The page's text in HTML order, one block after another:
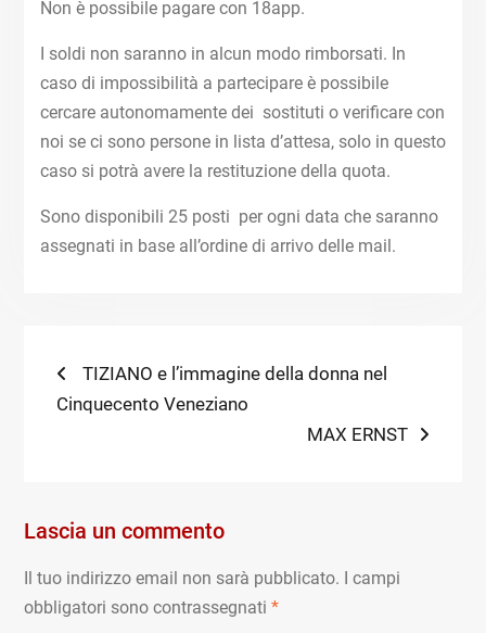
Non è possibile pagare con 18app.
I soldi non saranno in alcun modo rimborsati. In
caso di impossibilità a partecipare è possibile
cercare autonomamente dei sostituti o verificare con
noi se ci sono persone in lista d’attesa, solo in questo
caso si potrà avere la restituzione della quota.
Sono disponibili 25 posti per ogni data che saranno
assegnati in base all’ordine di arrivo delle mail.
Navigazione
articoli
Previous
post:
TIZIANO e l’immagine della donna nel
Cinquecento Veneziano
Next
MAX ERNST
Lascia un commento
Il tuo indirizzo email non sarà pubblicato. I campi
obbligatori sono contrassegnati *